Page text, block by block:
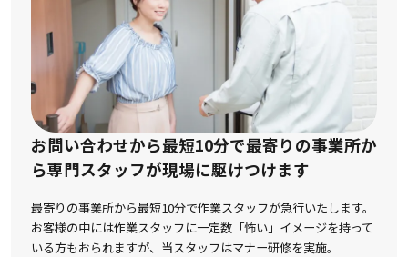
お問い合わせから最短10分で最寄りの事業所か
ら専門スタッフが現場に駆けつけます
最寄りの事業所から最短10分で作業スタッフが急行いたします。
お客様の中には作業スタッフに一定数「怖い」イメージを持って
いる方もおられますが、 当スタッフはマナー研修を実施。